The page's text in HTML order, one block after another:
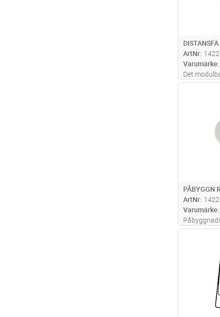
ArtNr
Varumärke
Det
limytor.
70, 95,
PÅBYGGN
ArtNr
Varumärke
av